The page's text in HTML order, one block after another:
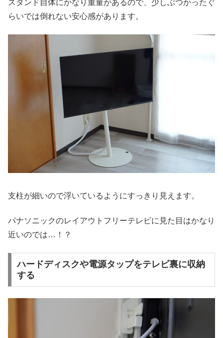
スタンド自体にかなり重量があるので、少しぶつかったぐ
らいでは倒れない安心感があります。
支柱が細いので浮いているようにすっきり見えます。
パナソニックのレイアウトフリーテレビに見た目はかなり
近いのでは…！？
ハードディスクや電源タップをテレビ裏に収納
する